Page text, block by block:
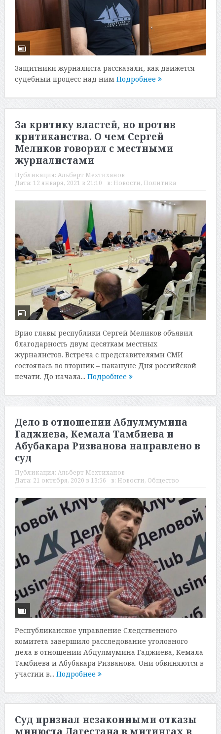
Защитники журналиста рассказали, как движется
судебный процесс над ним Подробнее
За критику властей, но против
критиканства. О чем Сергей
Меликов говорил с местными
журналистами
Публикация: Альберт Мехтиханов
Дата: 12 января, 2021 в 21:10 в: Новости, Политика
Врио главы республики Сергей Меликов объявил
благодарность двум десяткам местных
журналистов. Встреча с представителями СМИ
состоялась во вторник – накануне Дня российской
печати. До начала... Подробнее
Дело в отношении Абдулмумина
Гаджиева, Кемала Тамбиева и
Абубакара Ризванова направлено в
суд
Публикация: Альберт Мехтиханов
Дата: 21 октября, 2020 в 13:56 в: Новости, Общество
Республиканское управление Следственного
комитета завершило расследование уголовного
дела в отношении Абдулмумина Гаджиева, Кемала
Тамбиева и Абубакара Ризванова. Они обвиняются в
участии в... Подробнее
Суд признал незаконными отказы